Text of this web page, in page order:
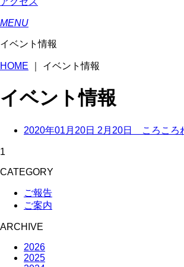
MENU
イベント情報
HOME イベント情報
イベント情報
2020年01月20日 2月20日 ころころ
1
CATEGORY
ご報告
ご案内
ARCHIVE
2026
2025